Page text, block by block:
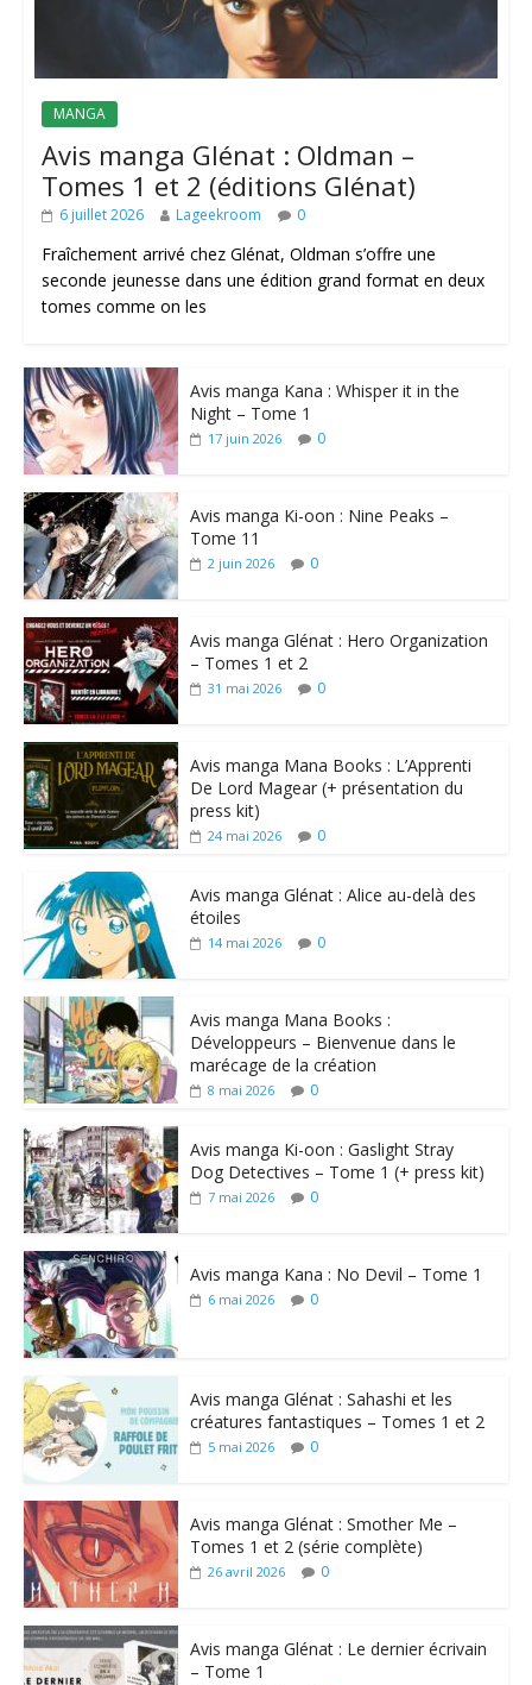
MANGA
Avis manga Glénat : Oldman –
Tomes 1 et 2 (éditions Glénat)
6 juillet 2026 Lageekroom 0
Fraîchement arrivé chez Glénat, Oldman s’offre une
seconde jeunesse dans une édition grand format en deux
tomes comme on les
Avis manga Kana : Whisper it in the
Night – Tome 1
17 juin 2026 0
Avis manga Ki-oon : Nine Peaks –
Tome 11
2 juin 2026 0
Avis manga Glénat : Hero Organization
– Tomes 1 et 2
31 mai 2026 0
Avis manga Mana Books : L’Apprenti
De Lord Magear (+ présentation du
press kit)
24 mai 2026 0
Avis manga Glénat : Alice au-delà des
étoiles
14 mai 2026 0
Avis manga Mana Books :
Développeurs – Bienvenue dans le
marécage de la création
8 mai 2026 0
Avis manga Ki-oon : Gaslight Stray
Dog Detectives – Tome 1 (+ press kit)
7 mai 2026 0
Avis manga Kana : No Devil – Tome 1
6 mai 2026 0
Avis manga Glénat : Sahashi et les
créatures fantastiques – Tomes 1 et 2
5 mai 2026 0
Avis manga Glénat : Smother Me –
Tomes 1 et 2 (série complète)
26 avril 2026 0
Avis manga Glénat : Le dernier écrivain
– Tome 1